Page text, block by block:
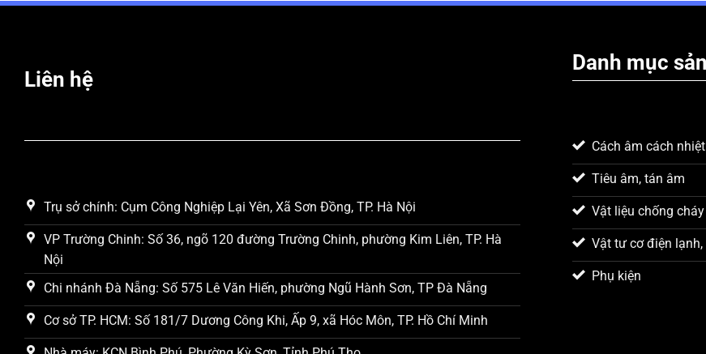
Liên hệ
Trụ sở chính: Cụm Công Nghiệp Lại Yên, Xã Sơn Đồng, TP. Hà Nội
VP Trường Chinh: Số 36, ngõ 120 đường Trường Chinh, phường Kim Liên, TP. Hà
Nội
Chi nhánh Đà Nẵng: Số 575 Lê Văn Hiến, phường Ngũ Hành Sơn, TP Đà Nẵng
Cơ sở TP. HCM: Số 181/7 Dương Công Khi, Ấp 9, xã Hóc Môn, TP. Hồ Chí Minh
Danh mục
Cách âm cách nhiệt
Tiêu âm, tán âm
Vật liệu chống cháy
Vật tư cơ điện
Phụ kiện